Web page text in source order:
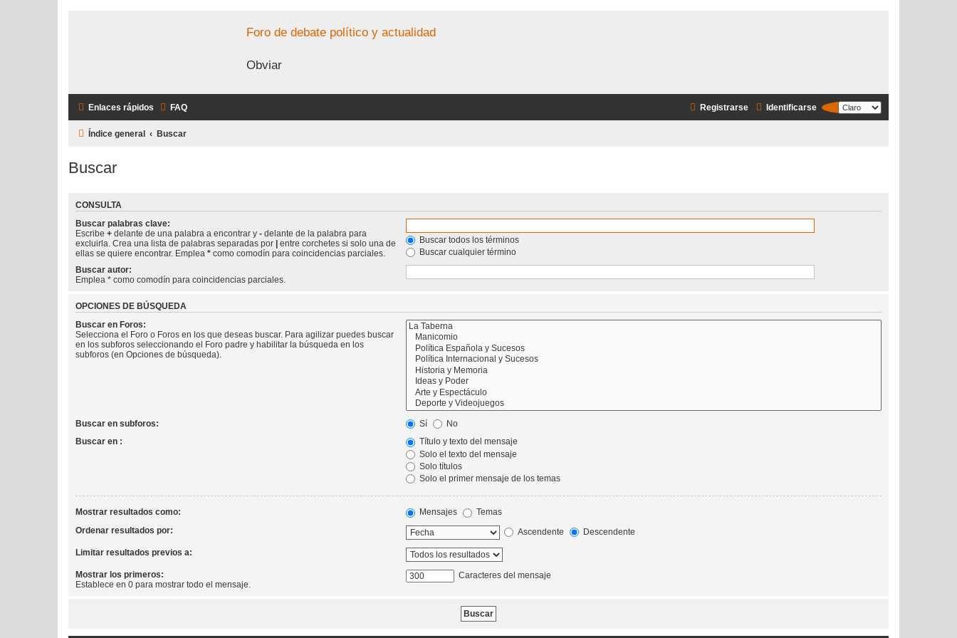
Foro de debate político y actualidad
Obviar
Enlaces rápidos FAQ Identificarse
Registrarse
Índice general Buscar
Buscar
CONSULTA
Buscar palabras clave:
Escribe + delante de una palabra a encontrar y - delante de la palabra para
excluirla. Crea una lista de palabras separadas por | entre corchetes si solo una de
ellas se quiere encontrar. Emplea * como comodín para coincidencias parciales.
Buscar todos los términos
Buscar cualquier término
Buscar autor:
Emplea * como comodín para coincidencias parciales.
OPCIONES DE BÚSQUEDA
Buscar en Foros:
Selecciona el Foro o Foros en los que deseas buscar. Para agilizar puedes buscar
en los subforos seleccionando el Foro padre y habilitar la búsqueda en los
subforos (en Opciones de búsqueda).
Buscar en subforos: Sí
No
Buscar en :
Título y texto del mensaje
Solo el texto del mensaje
Solo títulos
Solo el primer mensaje de los temas
Mostrar resultados como: Mensajes
Temas
Ordenar resultados por:
Ascendente Descendente
Limitar resultados previos a:
Mostrar los primeros:
Establece en 0 para mostrar todo el mensaje.
Caracteres del mensaje